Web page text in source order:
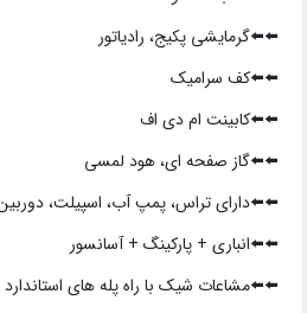
⬅️⬅️گرمایشی پکیج، رادیاتور
⬅️⬅️کف سرامیک
⬅️⬅️کابینت ام دی اف
⬅️⬅️گاز صفحه ای، هود لمسی
⬅️⬅️دارای تراس، پمپ آب، اسپیلت،
⬅️⬅️انباری + پارکینگ + آسانسور
⬅️⬅️مشاعات شیک با راه پله های استاندارد